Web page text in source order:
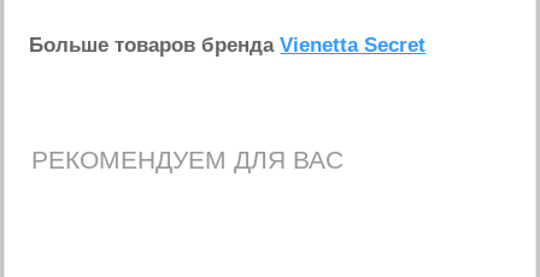
Больше товаров брендаVienetta Secret
РЕКОМЕНДУЕМ ДЛЯ ВАС